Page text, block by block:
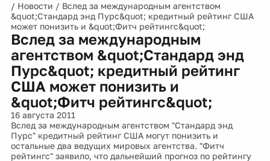
/ Новости / Вслед за международным агентством
&quot;Стандард энд Пурс&quot; кредитный рейтинг США
может понизить и &quot;Фитч рейтингс&quot;
Вслед за международным
агентством &quot;Стандард энд
Пурс&quot; кредитный рейтинг
США может понизить и
&quot;Фитч рейтингс&quot;
16 августа 2011
Вслед за международным агентством "Стандард энд
Пурс" кредитный рейтинг США могут понизить и
остальные два ведущих мировых агентства. "Фитч
рейтингс" заявило, что дальнейший прогноз по рейтингу